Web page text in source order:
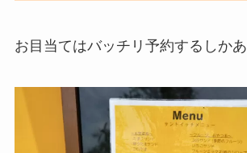
お目当てはバッチリ予約するしかあ